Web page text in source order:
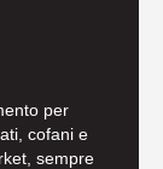
per
cofani e
sempre